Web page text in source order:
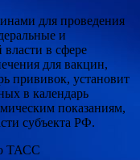
для проведения
и
в сфере
для вакцин,
прививок, установит
в календарь
показаниям,
субъекта РФ.
ТАСС